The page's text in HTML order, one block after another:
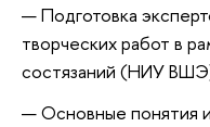
Подготовка
творческих работ в ра
состязаний (НИУ
Основные понятия